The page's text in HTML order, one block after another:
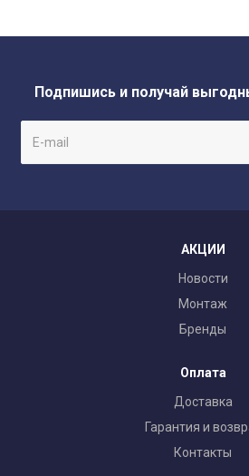
Подпишись и получай
АКЦИИ
Новости
Монтаж
Бренды
Оплата
Доставка
Гарантия и
Контакты